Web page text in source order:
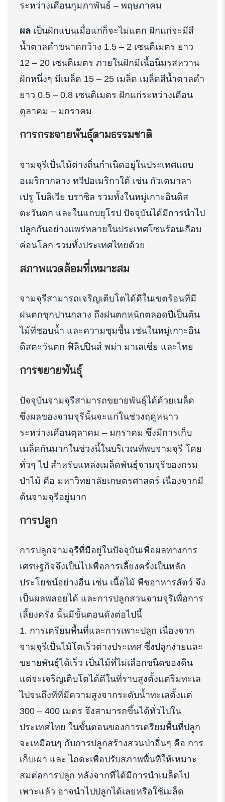
ระหว่างเดือนกุมภาพันธ์ – พฤษภาคม
ผล เป็นฝักแบนเมื่อแก่ก็จะไม่แตก ฝักแก่จะมีสี
น้ำตาลดำขนาดกว้าง 1.5 – 2 เซนติเมตร ยาว
12 – 20 เซนติเมตร ภายในฝักมีเนื้อนิ่มรสหวาน
ฝักหนึ่งๆ มีเมล็ด 15 – 25 เมล็ด เมล็ดสีน้ำตาลดำ
ยาว 0.5 – 0.8 เซนติเมตร ฝักแก่ระหว่างเดือน
ตุลาคม – มกราคม
การกระจายพันธุ์ตามธรรมชาติ
จามจุรีเป็นไม้ต่างถิ่นกำเนิดอยู่ในประเทศแถบ
อเมริกากลาง ทวีปอเมริกาใต้ เช่น กัวเตมาลา
เปรู โบลิเวีย บราซิล รวมทั้งในหมู่เกาะอินดิส
ตะวันตก และในแถบยุโรป ปัจจุบันได้มีการนำไป
ปลูกกันอย่างแพร่หลายในประเทศโซนร้อนเกือบ
ค่อนโลก รวมทั้งประเทศไทยด้วย
สภาพแวดล้อมที่เหมาะสม
จามจุรีสามารถเจริญเติบโตได้ดีในเขตร้อนที่มี
ฝนตกชุกปานกลาง ถึงฝนตกหนักตลอดปีเป็นต้น
ไม้ที่ชอบน้ำ และความชุมชื้น เช่นในหมู่เกาะอิน
ดิสตะวันตก ฟิลิปปินส์ พม่า มาเลเซีย และไทย
การขยายพันธุ์
ปัจจุบันจามจุรีสามารถขยายพันธุ์ได้ด้วยเมล็ด
ซึ่งผลของจามจุรีนั้นจะแก่ในช่วงฤดูหนาว
ระหว่างเดือนตุลาคม – มกราคม ซึ่งมีการเก็บ
เมล็ดกันมากในช่วงนี้ในบริเวณที่พบจามจุรี โดย
ทั่วๆ ไป สำหรับแหล่งเมล็ดพันธุ์จามจุรีของกรม
ป่าไม้ คือ มหาวิทยาลัยเกษตรศาสตร์ เนื่องจากมี
ต้นจามจุรีอยู่มาก
การปลูก
การปลูกจามจุรีที่มีอยู่ในปัจจุบันเพื่อผลทางการ
เศรษฐกิจจึงเป็นไปเพื่อการเลี้ยงครั่งเป็นหลัก
ประโยชน์อย่างอื่น เช่น เนื้อไม้ พืชอาหารสัตว์ จึง
เป็นผลพลอยได้ และการปลูกสวนจามจุรีเพื่อการ
เลี้ยงครั่ง นั้นมีขั้นตอนดังต่อไปนี้
1. การเตรียมพื้นที่และการเพาะปลูก เนื่องจาก
จามจุรีเป็นไม้โตเร็วต่างประเทศ ซึ่งปลูกง่ายและ
ขยายพันธุ์ได้เร็ว เป็นไม้ที่ไม่เลือกชนิดของดิน
แต่จะเจริญเติบโตได้ดีในที่ราบสูงตั้งแต่ริมทะเล
ไปจนถึงที่ที่มีความสูงจากระดับน้ำทะเลตั้งแต่
300 – 400 เมตร จึงสามารถขึ้นได้ทั่วไปใน
ประเทศไทย ในขั้นตอนของการเตรียมพื้นที่ปลูก
จะเหมือนๆ กับการปลูกสร้างสวนป่าอื่นๆ คือ การ
เก็บเผา และ ไถดะเพื่อปรับสภาพพื้นที่ให้เหมาะ
สมต่อการปลูก หลังจากที่ได้มีการนำเมล็ดไป
เพาะแล้ว อาจนำไปปลูกได้เลยหรือใช้เมล็ด